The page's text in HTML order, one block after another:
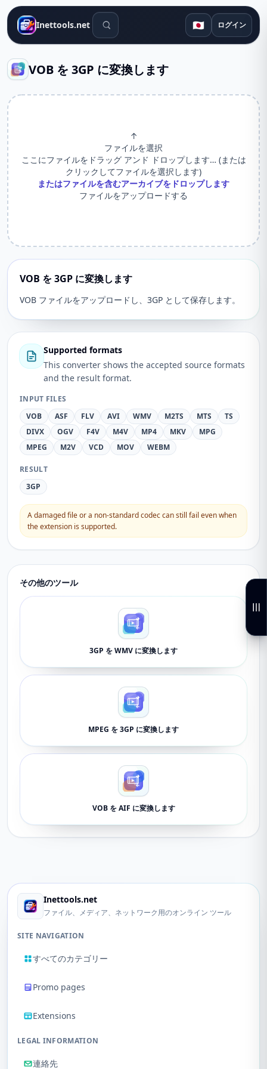
Inettools.net 検索ツール 🇯🇵 ログイン
VOB を 3GP に変換します
↑
ファイルを選択
ここにファイルをドラッグ アンド ドロップします… (または
クリックしてファイルを選択します)
またはファイルを含むアーカイブをドロップします
ファイルをアップロードする
VOB を 3GP に変換します
VOB ファイルをアップロードし、3GP として保存します。
Supported formats
This converter shows the accepted source formats
and the result format.
INPUT FILES
VOB
ASF FLV AVI WMV M2TS MTS
TS
DIVX
OGV F4V M4V MP4 MKV
MPG
MPEG
M2V VCD MOV WEBM
RESULT
3GP
A damaged file or a non-standard codec can still fail even when
the extension is supported.
その他のツール
3GP を WMV に変換します
MPEG を 3GP に変換します
VOB を AIF に変換します
Inettools.net
ファイル、メディア、ネットワーク用のオンライン ツール
SITE NAVIGATION
すべてのカテゴリー
Promo pages
Extensions
LEGAL INFORMATION
連絡先